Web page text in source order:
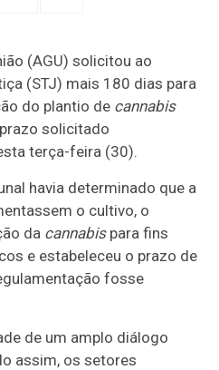
(AGU) solicitou ao
(STJ) mais 180 dias para
do plantio de cannabis
solicitado
terça-feira (30).
havia determinado que a
o cultivo, o
da cannabispara fins
e estabeleceu o prazo de
fosse
de um amplo diálogo
assim, os setores